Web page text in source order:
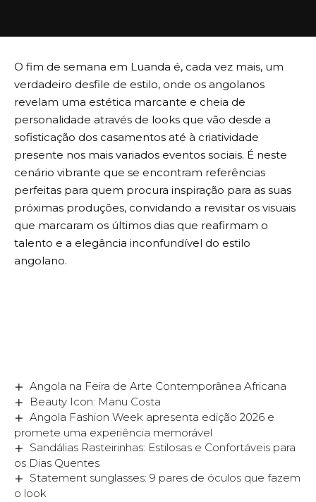
O fim de semana em Luanda é, cada vez mais, um
verdadeiro desfile de estilo, onde os angolanos
revelam uma estética marcante e cheia de
personalidade através de looks que vão desde a
sofisticação dos casamentos até à criatividade
presente nos mais variados eventos sociais. É neste
cenário vibrante que se encontram referências
perfeitas para quem procura inspiração para as suas
próximas produções, convidando a revisitar os visuais
que marcaram os últimos dias que reafirmam o
talento e a elegância inconfundível do estilo
angolano.
Angola na Feira de Arte Contemporânea Africana
Beauty Icon: Manu Costa
Angola Fashion Week apresenta edição 2026 e
promete uma experiência memorável
Sandálias Rasteirinhas: Estilosas e Confortáveis para
os Dias Quentes
Statement sunglasses: 9 pares de óculos que fazem
o look